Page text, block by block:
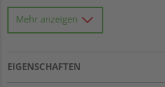
Projekten suchen. Sie bietet eine
viele Arten von
Lackieren, Beizen oder Furnieren.
Verbindung. Dies bedeutet, dass sie
Mehr anzeigen
EIGENSCHAFTEN